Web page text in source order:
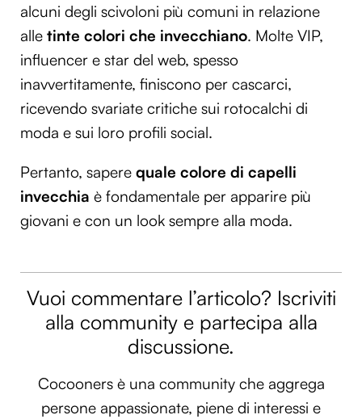
alcuni degli scivoloni più comuni in relazione
alle tinte colori che invecchiano. Molte VIP,
influencer e star del web, spesso
inavvertitamente, finiscono per cascarci,
ricevendo svariate critiche sui rotocalchi di
moda e sui loro profili social.
Pertanto, sapere quale colore di capelli
invecchia è fondamentale per apparire più
giovani e con un look sempre alla moda.
Vuoi commentare l’articolo? Iscriviti
alla community e partecipa alla
discussione.
Cocooners è una community che aggrega
persone appassionate, piene di interessi e